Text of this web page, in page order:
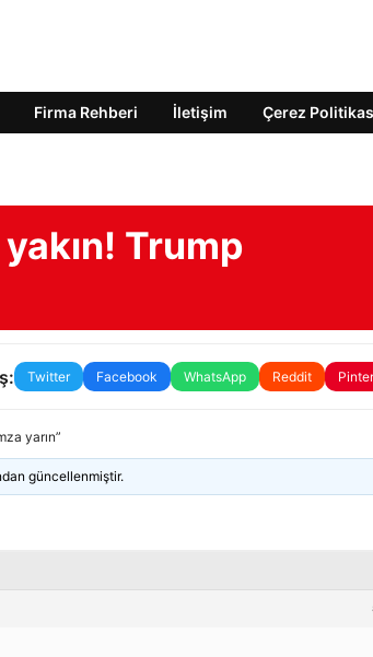
Firma Rehberi İletişim Çerez
Trump
Twitter Facebook WhatsApp Reddit
yarın”
güncellenmiştir.